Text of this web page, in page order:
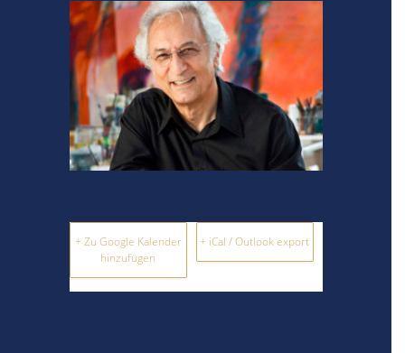
+ Zu Google Kalender
hinzufügen
+ iCal / Outlook export